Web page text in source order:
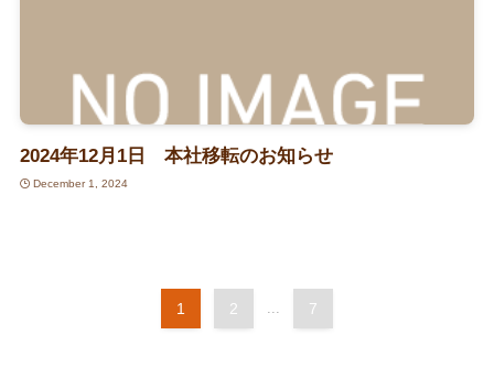
2024年12月1日 本社移転のお知らせ
December 1, 2024
1 2 ... 7